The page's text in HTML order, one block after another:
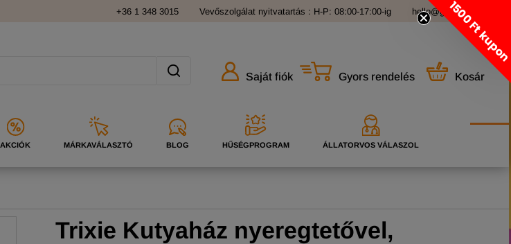
+36 1 348 3015 Vevőszolgálat nyitvatartás : H-P: 08:00-17:00-ig hello@grandopet.hu
Saját fiók Gyors rendelés Kosár
AKCIÓK MÁRKAVÁLASZTÓ BLOG HŰSÉGPROGRAM ÁLLATORVOS VÁLASZOL
Trixie Kutyaház nyeregtetővel,
1500 Ft